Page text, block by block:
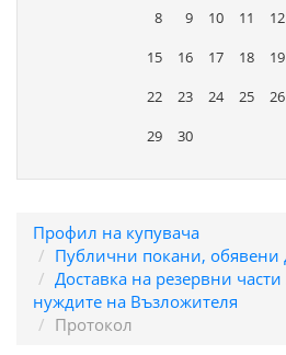
8
9 10 11 12
15
16 17 18 19
22
23 24 25 26
29
30
Профил на купувача
Публични покани, обявени
Доставка на резервни части
нуждите на Възложителя
Протокол